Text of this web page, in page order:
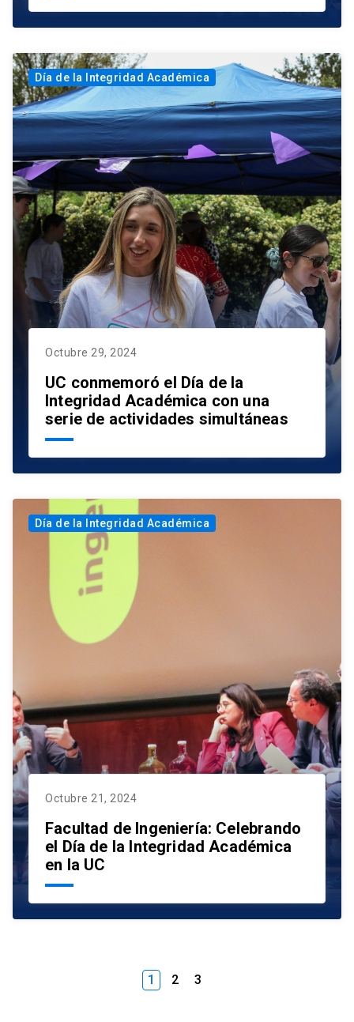
Octubre 29, 2024
UC conmemoró el Día de la
Integridad Académica con una
serie de actividades simultáneas
Día de la Integridad Académica
Octubre 21, 2024
Facultad de Ingeniería: Celebrando
el Día de la Integridad Académica
en la UC
Día de la Integridad Académica
1 2 3